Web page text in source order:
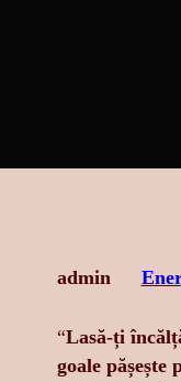
admin
“Lasă-ți
goale pășește